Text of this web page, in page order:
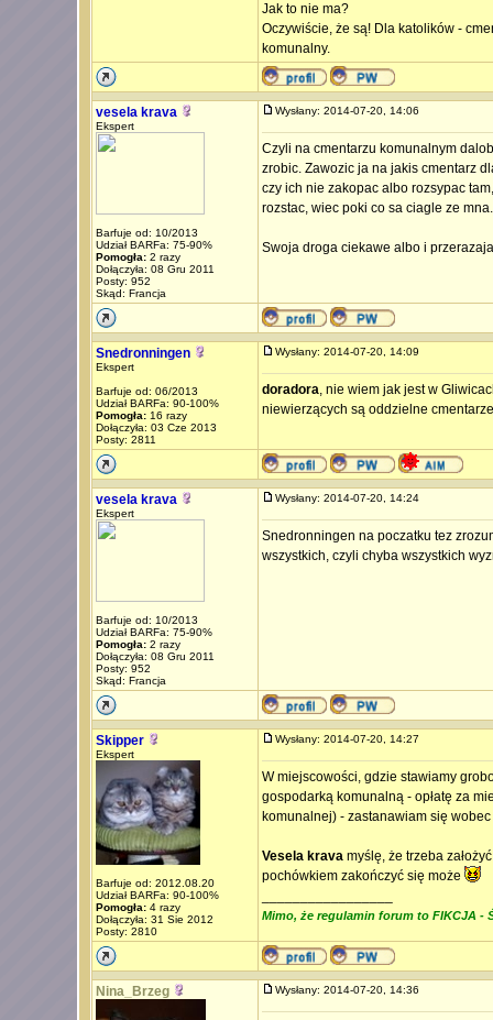
Jak to nie ma?
Oczywiście, że są! Dla katolików -
komunalny.
vesela krava
Ekspert
Barfuje od: 10/2013
Udział BARFa: 75-90%
Pomogła:2 razy
Dołączyła: 08 Gru 2011
Posty: 952
Skąd: Francja
Wysłany: 2014-07-20, 14:06
Czyli na cmentarzu komunalnym
zrobic. Zawozic ja na jakis cmentarz
czy ich nie zakopac albo rozsypac
rozstac, wiec poki co sa ciagle ze mna.
Swoja droga ciekawe albo i
Snedronningen
Ekspert
Barfuje od: 06/2013
Udział BARFa: 90-100%
Pomogła:16 razy
Dołączyła: 03 Cze 2013
Posty: 2811
Wysłany: 2014-07-20, 14:09
doradora, nie wiem jak jest w
niewierzących są oddzielne
vesela krava
Ekspert
Barfuje od: 10/2013
Udział BARFa: 75-90%
Pomogła:2 razy
Dołączyła: 08 Gru 2011
Posty: 952
Skąd: Francja
Wysłany: 2014-07-20, 14:24
Snedronningen na poczatku tez
wszystkich, czyli chyba wszystkich
Skipper
Ekspert
Barfuje od: 2012.08.20
Udział BARFa: 90-100%
Pomogła:4 razy
Dołączyła: 31 Sie 2012
Posty: 2810
Wysłany: 2014-07-20, 14:27
W miejscowości, gdzie stawiamy
gospodarką komunalną - opłatę za
komunalnej) - zastanawiam się
Vesela kravamyślę, że trzeba
pochówkiem zakończyć się może
Mimo, że regulamin forum to FIKCJA -
Nina_Brzeg Wysłany: 2014-07-20, 14:36